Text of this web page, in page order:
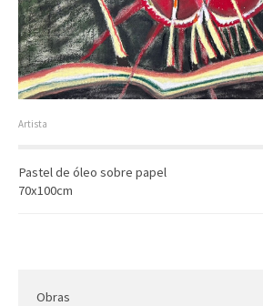
Artista
Pastel de óleo sobre papel
70x100cm
Obras